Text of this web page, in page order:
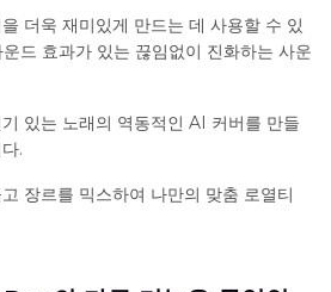
더욱 재미있게 만드는 데 사용할 수 있
드 효과가 있는 끊임없이 진화하는 사운
있는 노래의 역동적인 AI 커버를 만들
.
장르를 믹스하여 나만의 맞춤 로열티